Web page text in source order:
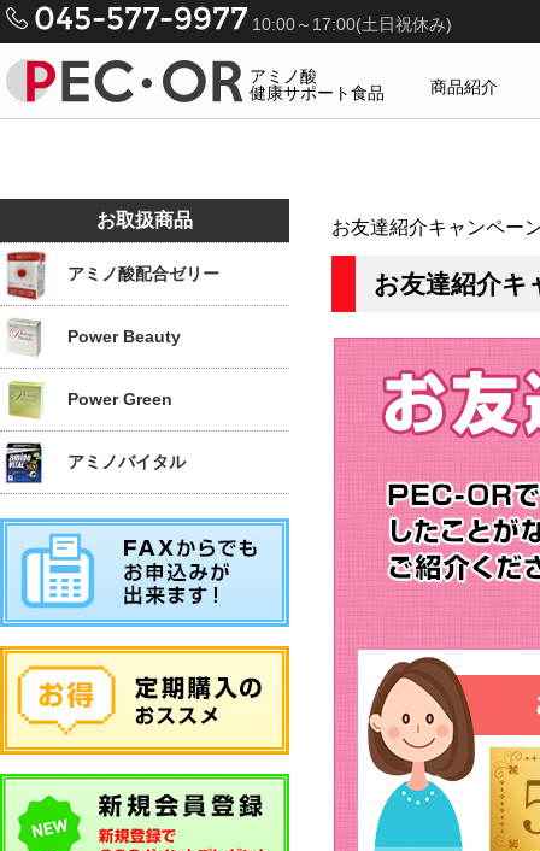
10:00～17:00(土日祝休み)
アミノ酸
健康サポート食品
商品紹介
お取扱商品
アミノ酸配合ゼリー
Power Beauty
Power Green
アミノバイタル
お友達紹介キャンペー
お友達紹介キ